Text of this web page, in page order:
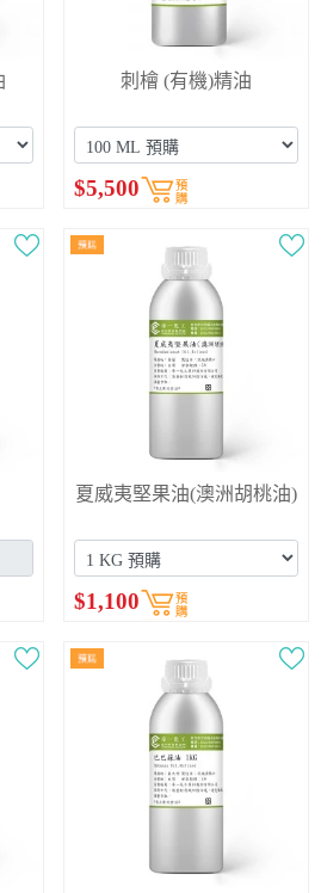
刺檜 (有機)精油
$5,500
夏威夷堅果油(澳洲胡桃油)
$1,100